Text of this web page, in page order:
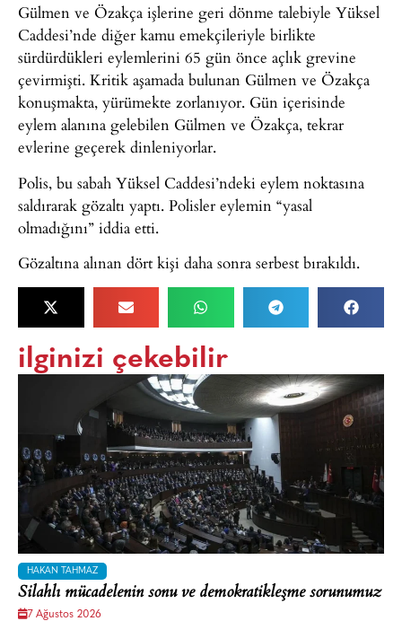
Gülmen ve Özakça işlerine geri dönme talebiyle Yüksel
Caddesi’nde diğer kamu emekçileriyle birlikte
sürdürdükleri eylemlerini 65 gün önce açlık grevine
çevirmişti. Kritik aşamada bulunan Gülmen ve Özakça
konuşmakta, yürümekte zorlanıyor. Gün içerisinde
eylem alanına gelebilen Gülmen ve Özakça, tekrar
evlerine geçerek dinleniyorlar.
Polis, bu sabah Yüksel Caddesi’ndeki eylem noktasına
saldırarak gözaltı yaptı. Polisler eylemin “yasal
olmadığını” iddia etti.
Gözaltına alınan dört kişi daha sonra serbest bırakıldı.
ilginizi çekebilir
HAKAN TAHMAZ
Silahlı mücadelenin sonu ve demokratikleşme sorunumuz
7 Ağustos 2026